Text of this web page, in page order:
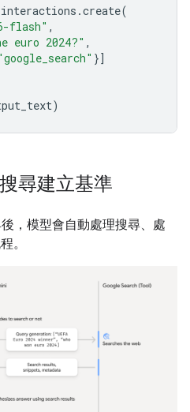
interactions .create(
flash" ,
euro 2024?" ,
}]
)
尋建立基準
，模型會自動處理搜尋、處
。